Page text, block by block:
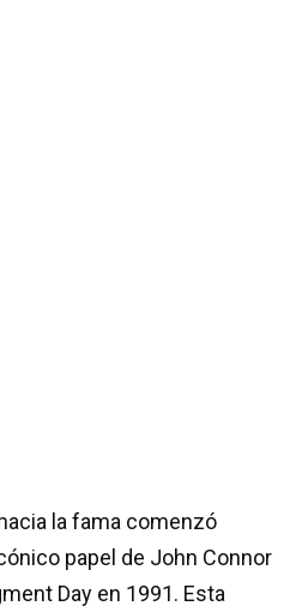
la fama comenzó
papel de John Connor
Day en 1991. Esta